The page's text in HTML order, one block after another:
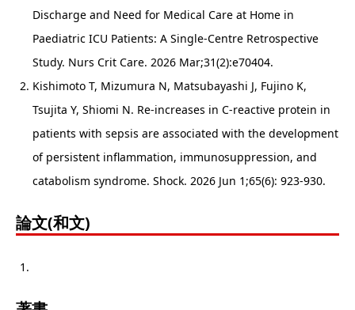
Discharge and Need for Medical Care at Home in
Paediatric ICU Patients: A Single-Centre Retrospective
Study. Nurs Crit Care. 2026 Mar;31(2):e70404.
Kishimoto T, Mizumura N, Matsubayashi J, Fujino K,
Tsujita Y, Shiomi N. Re-increases in C-reactive protein in
patients with sepsis are associated with the development
of persistent inflammation, immunosuppression, and
catabolism syndrome. Shock. 2026 Jun 1;65(6): 923-930.
論文(和文)